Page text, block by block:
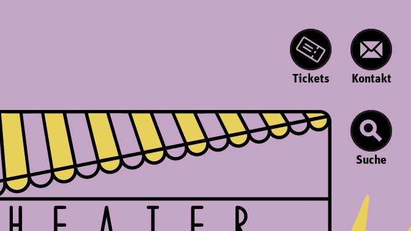
Tickets Kontakt
Suche